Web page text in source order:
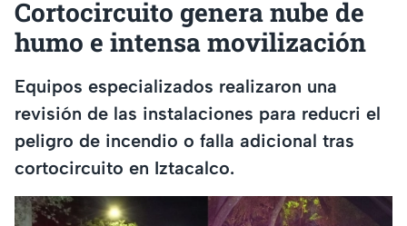
Cortocircuito genera nube de
humo e intensa movilización
Equipos especializados realizaron una
revisión de las instalaciones para reducri el
peligro de incendio o falla adicional tras
cortocircuito en Iztacalco.